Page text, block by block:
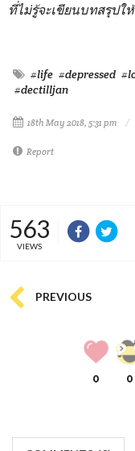
ที่ไม่รู้จะเขียนบทสรุปใ
#life #depressed
#dectilljan
18th May 2018, 5:31 pm
Report
563
VIEWS
PREVIOUS
0 0